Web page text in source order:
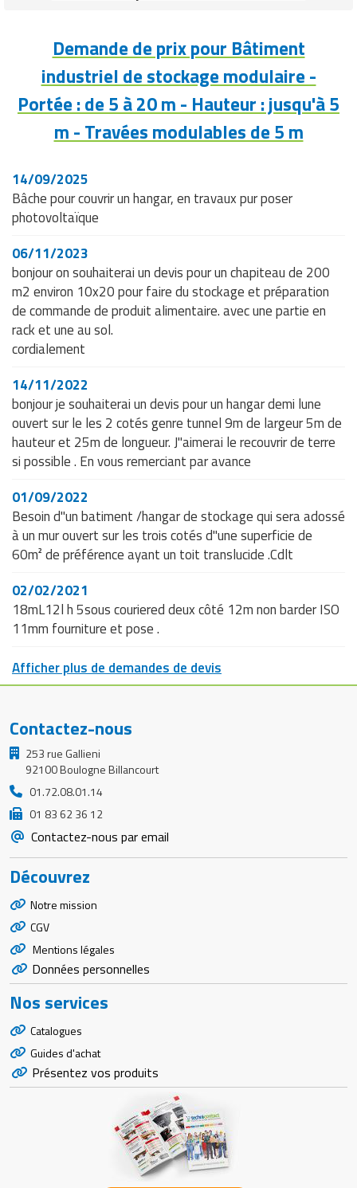
Délais
d’installation
Délais d’installation rapides
Personnalisation
industrielle
Personnalisation industrielle
rapport aux
tentes
Adaptation à
intérieur
Contextes
d'utilisation et
cibles
Stockage industriel, Extension de
surface logistique, Atelier de
Demande de prix pour Bâtiment
industriel de stockage modulaire -
Portée : de 5 à 20 m - Hauteur : jusqu'à 5
m - Travées modulables de 5 m
14/09/2025
Bâche pour couvrir un hangar, en travaux pur poser
photovoltaïque
06/11/2023
bonjour on souhaiterai un devis pour un chapiteau de 200
m2 environ 10x20 pour faire du stockage et préparation
de commande de produit alimentaire. avec une partie en
rack et une au sol.
cordialement
14/11/2022
bonjour je souhaiterai un devis pour un hangar demi lune
ouvert sur le les 2 cotés genre tunnel 9m de largeur 5m de
hauteur et 25m de longueur. J"aimerai le recouvrir de terre
si possible . En vous remerciant par avance
01/09/2022
Besoin d"un batiment /hangar de stockage qui sera adossé
à un mur ouvert sur les trois cotés d"une superficie de
60m² de préférence ayant un toit translucide .Cdlt
02/02/2021
18mL12l h 5sous couriered deux côté 12m non barder ISO
11mm fourniture et pose .
Afficher plus de demandes de devis
Contactez-nous
253 rue Gallieni
92100 Boulogne Billancourt
01.72.08.01.14
01 83 62 36 12
Contactez-nous par email
Découvrez
Notre mission
CGV
Mentions légales
Données personnelles
Nos services
Catalogues
Guides d'achat
Présentez vos produits